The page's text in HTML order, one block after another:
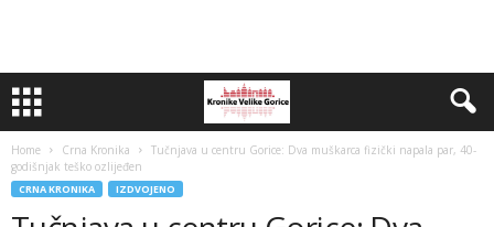
Home Crna Kronika
Tučnjava u centru Gorice: Dva muškarca fizički napala par, 40-
godišnjak teško ozlijeđen
CRNA KRONIKA IZDVOJENO